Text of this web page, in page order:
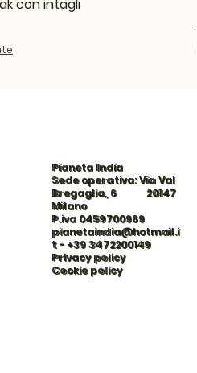
con intagli
Pianeta India
Sede operativa: Via Val
Bregaglia, 6 20147
Milano
P.iva 0459700969
pianetaindia@hotmail.i
t- +39 3472200149
Privacy policy
Cookie policy